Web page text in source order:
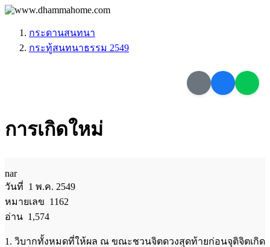
กระดานสนทนา
กระทู้สนทนาธรรม 2549
การเกิดใหม่
nar
วันที่ 1 พ.ค. 2549
หมายเลข 1162
อ่าน 1,574
1. วิบากทั้งหมดที่ให้ผล ณ ขณะชวนจิตดวงสุดท้ายก่อนจุติจิตเกิด